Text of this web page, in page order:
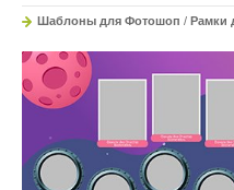
Шаблоны для Фотошоп / Рамки